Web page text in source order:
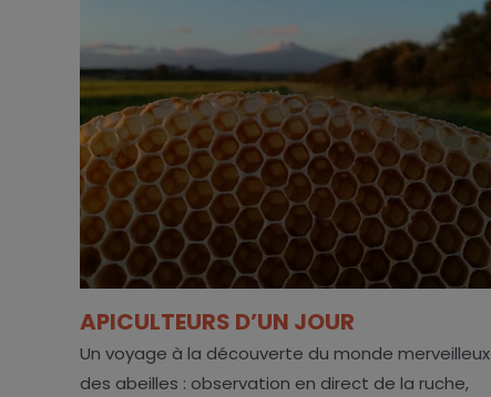
APICULTEURS D’UN JOUR
Un voyage à la découverte du monde merveilleux
des abeilles : observation en direct de la ruche,